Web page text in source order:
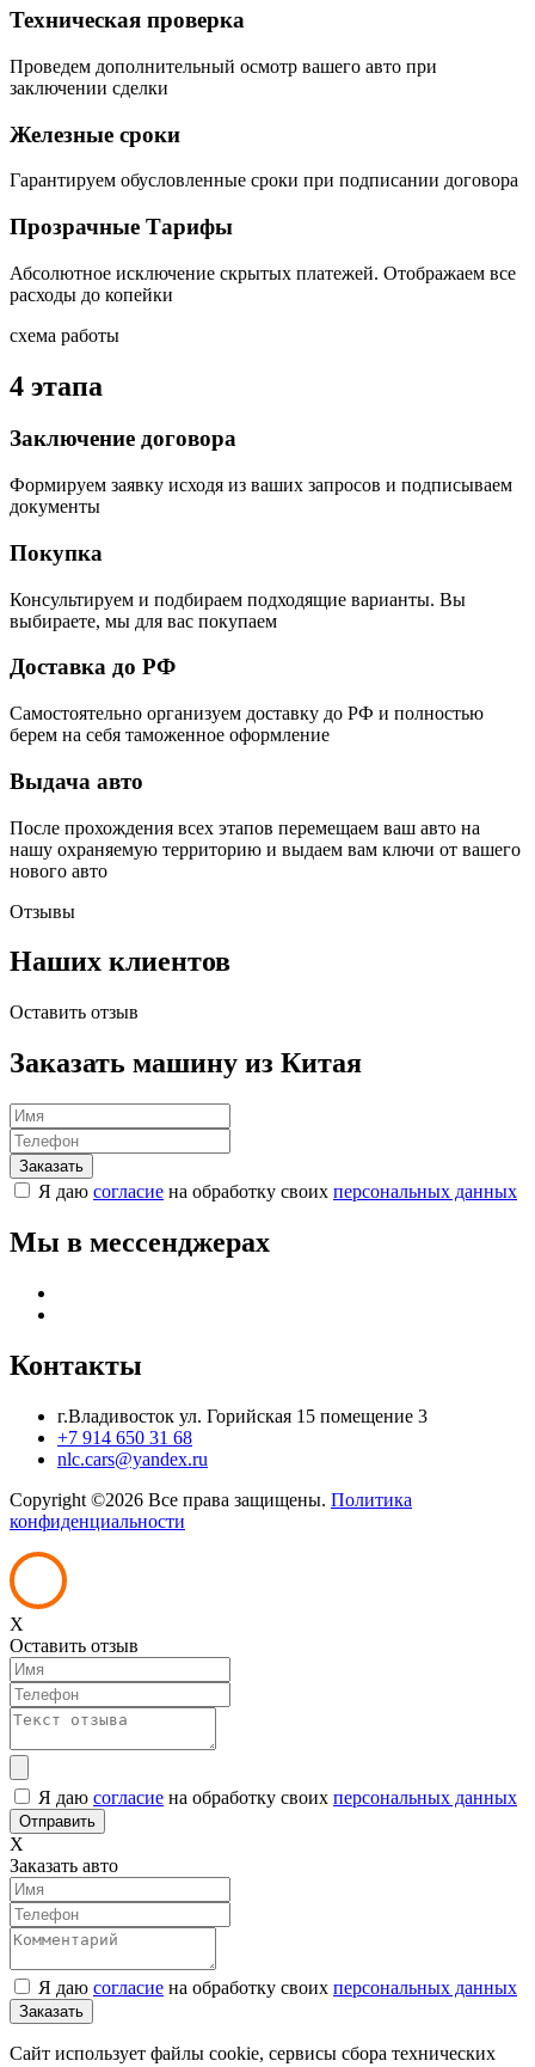
Техническая проверка
Проведем дополнительный осмотр вашего авто при
заключении сделки
Железные сроки
Гарантируем обусловленные сроки при подписании договора
Прозрачные Тарифы
Абсолютное исключение скрытых платежей. Отображаем все
расходы до копейки
схема работы
4 этапа
Заключение договора
Формируем заявку исходя из ваших запросов и подписываем
документы
Покупка
Консультируем и подбираем подходящие варианты. Вы
выбираете, мы для вас покупаем
Доставка до РФ
Самостоятельно организуем доставку до РФ и полностью
берем на себя таможенное оформление
Выдача авто
После прохождения всех этапов перемещаем ваш авто на
нашу охраняемую территорию и выдаем вам ключи от вашего
нового авто
Отзывы
Наших клиентов
Оставить отзыв
Заказать машину из Китая
Я даю согласие на обработку своих персональных данных
Мы в мессенджерах
Контакты
г.Владивосток ул. Горийская 15 помещение 3
+7 914 650 31 68
nlc.cars@yandex.ru
Copyright ©2026 Все права защищены. Политика
конфиденциальности
X
Оставить отзыв
Я даю согласие на обработку своих персональных данных
X
Заказать авто
Я даю согласие на обработку своих персональных данных
Сайт использует файлы cookie, сервисы сбора технических